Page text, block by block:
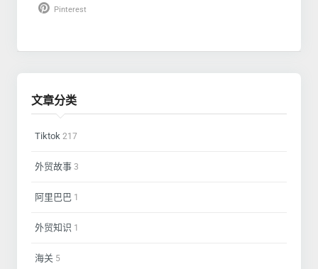
Pinterest
文章分类
Tiktok 217
外贸故事 3
阿里巴巴 1
外贸知识 1
海关 5